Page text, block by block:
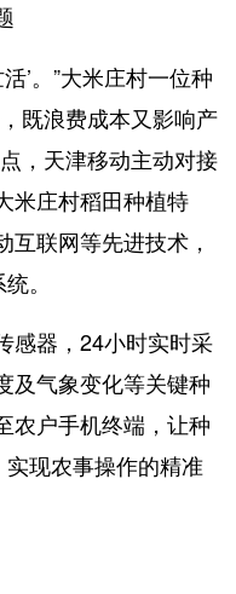
’。”大米庄村一位种
既浪费成本又影响产
，天津移动主动对接
米庄村稻田种植特
互联网等先进技术，
。
器，24小时实时采
及气象变化等关键种
农户手机终端，让种
实现农事操作的精准